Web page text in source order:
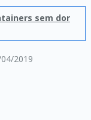
2019
sem dor